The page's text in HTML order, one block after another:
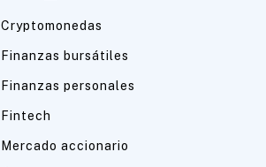
Cryptomonedas
Finanzas bursátiles
Finanzas personales
Fintech
Mercado accionario